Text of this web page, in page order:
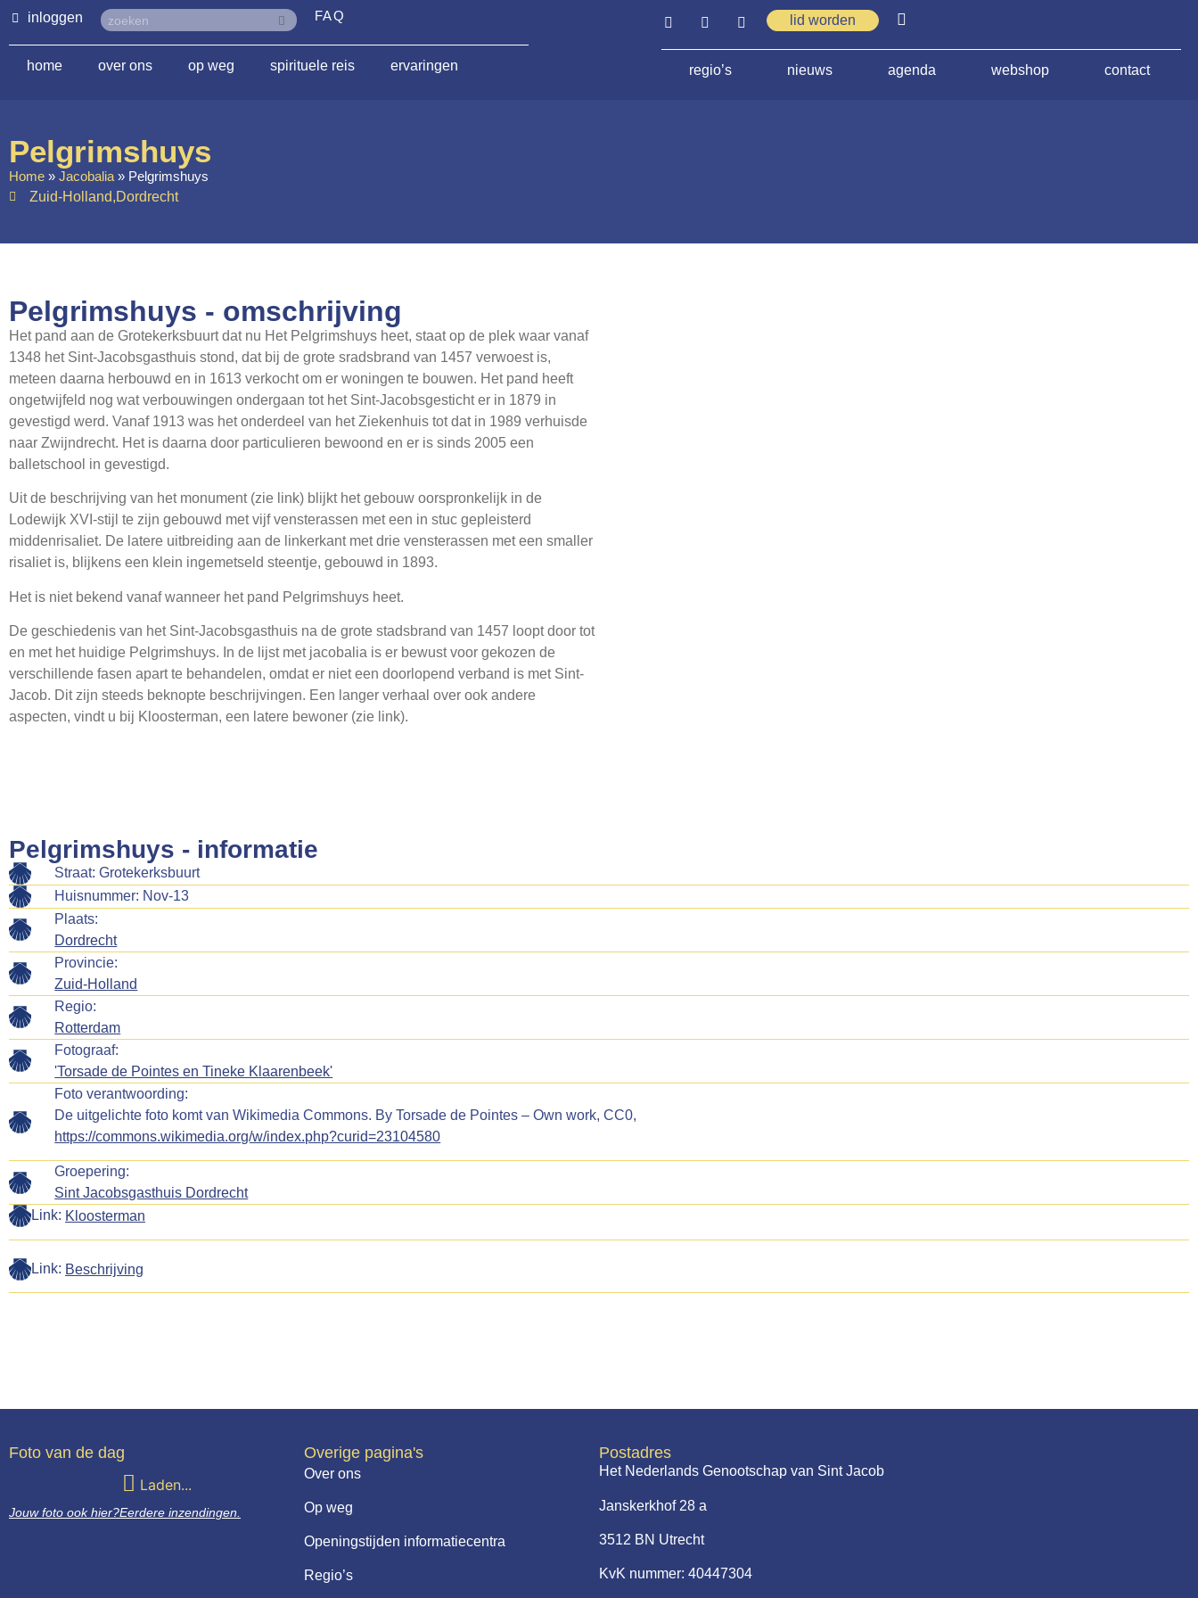
inloggen FAQ
home over ons op weg spirituele reis ervaringen
lid worden
regio’s nieuws agenda webshop contact
Pelgrimshuys
Home » Jacobalia » Pelgrimshuys
Zuid-Holland,Dordrecht
Pelgrimshuys - omschrijving
Het pand aan de Grotekerksbuurt dat nu Het Pelgrimshuys heet, staat op de plek waar vanaf
1348 het Sint-Jacobsgasthuis stond, dat bij de grote sradsbrand van 1457 verwoest is,
meteen daarna herbouwd en in 1613 verkocht om er woningen te bouwen. Het pand heeft
ongetwijfeld nog wat verbouwingen ondergaan tot het Sint-Jacobsgesticht er in 1879 in
gevestigd werd. Vanaf 1913 was het onderdeel van het Ziekenhuis tot dat in 1989 verhuisde
naar Zwijndrecht. Het is daarna door particulieren bewoond en er is sinds 2005 een
balletschool in gevestigd.
Uit de beschrijving van het monument (zie link) blijkt het gebouw oorspronkelijk in de
Lodewijk XVI-stijl te zijn gebouwd met vijf vensterassen met een in stuc gepleisterd
middenrisaliet. De latere uitbreiding aan de linkerkant met drie vensterassen met een smaller
risaliet is, blijkens een klein ingemetseld steentje, gebouwd in 1893.
Het is niet bekend vanaf wanneer het pand Pelgrimshuys heet.
De geschiedenis van het Sint-Jacobsgasthuis na de grote stadsbrand van 1457 loopt door tot
en met het huidige Pelgrimshuys. In de lijst met jacobalia is er bewust voor gekozen de
verschillende fasen apart te behandelen, omdat er niet een doorlopend verband is met Sint-
Jacob. Dit zijn steeds beknopte beschrijvingen. Een langer verhaal over ook andere
aspecten, vindt u bij Kloosterman, een latere bewoner (zie link).
Pelgrimshuys - informatie
Straat: Grotekerksbuurt
Huisnummer: Nov-13
Plaats:
Dordrecht
Provincie:
Zuid-Holland
Regio:
Rotterdam
Fotograaf:
'Torsade de Pointes en Tineke Klaarenbeek'
Foto verantwoording:
De uitgelichte foto komt van Wikimedia Commons. By Torsade de Pointes – Own work, CC0,
https://commons.wikimedia.org/w/index.php?curid=23104580
Groepering:
Sint Jacobsgasthuis Dordrecht
Link: Kloosterman
Link: Beschrijving
Foto van de dag
Laden...
Jouw foto ook hier?Eerdere inzendingen.
Overige pagina's
Over ons
Op weg
Openingstijden informatiecentra
Regio’s
Postadres
Het Nederlands Genootschap van Sint Jacob
Janskerkhof 28 a
3512 BN Utrecht
KvK nummer: 40447304